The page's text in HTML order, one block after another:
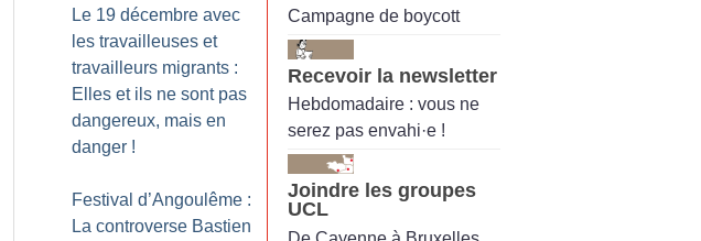
Le 19 décembre avec
les travailleuses et
travailleurs migrants :
Elles et ils ne sont pas
dangereux, mais en
danger !
Festival d’Angoulême :
La controverse Bastien
Campagne de boycott
Recevoir la newsletter
Hebdomadaire : vous ne
serez pas envahi·e !
Joindre les groupes
UCL